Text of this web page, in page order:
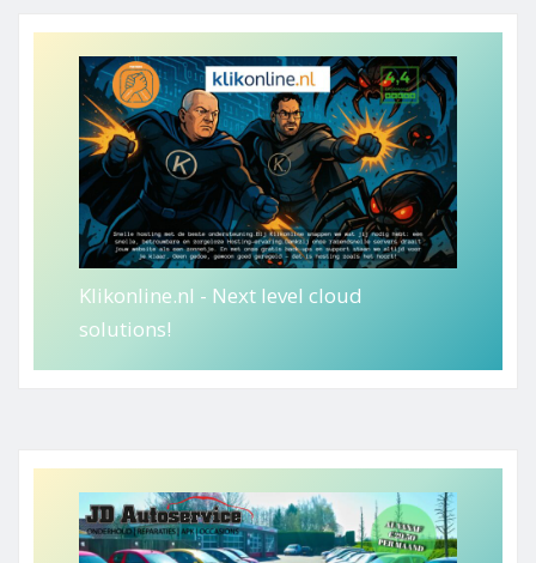
Klikonline.nl - Next level cloud
solutions!